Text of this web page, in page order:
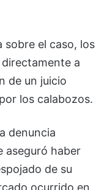
sobre el caso, los
a
de un juicio
los calabozos.
denuncia
aseguró haber
de su